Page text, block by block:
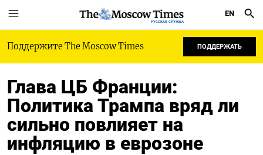
РУССКАЯ СЛУЖБА
EN
Поддержите The Moscow Times ПОДДЕРЖАТЬ
Глава ЦБ Франции:
Политика Трампа вряд ли
сильно повлияет на
инфляцию в еврозоне